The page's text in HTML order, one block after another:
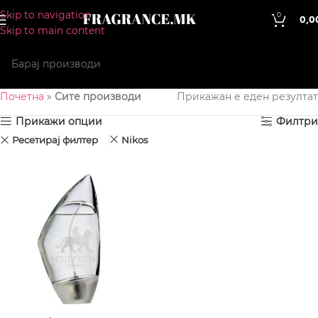
Skip to navigation
Skip to main content
0
Почетна » Сите производи
Прикажан е еден резултат
Прикажи опции
Филтри
Ресетирај филтер Nikos